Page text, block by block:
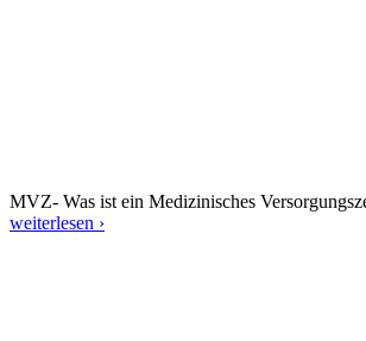
MVZ- Was ist ein Medizinisches
weiterlesen ›